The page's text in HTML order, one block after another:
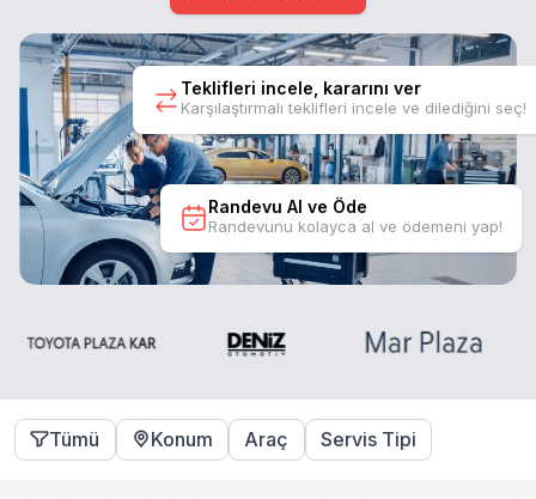
Teklifleri incele, kararını ver
Karşılaştırmalı teklifleri incele ve dilediğini seç!
Randevu Al ve Öde
Randevunu kolayca al ve ödemeni yap!
Tümü Konum Araç Servis Tipi